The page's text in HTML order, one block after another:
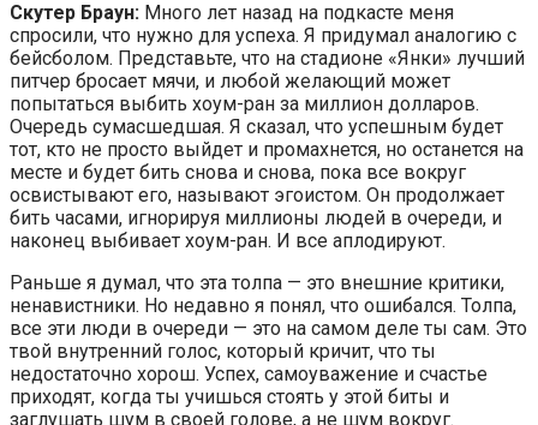
Скутер Браун: Много лет назад на подкасте меня
спросили, что нужно для успеха. Я придумал аналогию с
бейсболом. Представьте, что на стадионе «Янки» лучший
питчер бросает мячи, и любой желающий может
попытаться выбить хоум-ран за миллион долларов.
Очередь сумасшедшая. Я сказал, что успешным будет
тот, кто не просто выйдет и промахнется, но останется на
месте и будет бить снова и снова, пока все вокруг
освистывают его, называют эгоистом. Он продолжает
бить часами, игнорируя миллионы людей в очереди, и
наконец выбивает хоум-ран. И все аплодируют.
Раньше я думал, что эта толпа — это внешние критики,
ненавистники. Но недавно я понял, что ошибался. Толпа,
все эти люди в очереди — это на самом деле ты сам. Это
твой внутренний голос, который кричит, что ты
недостаточно хорош. Успех, самоуважение и счастье
приходят, когда ты учишься стоять у этой биты и
заглушать шум в своей голове, а не шум вокруг.